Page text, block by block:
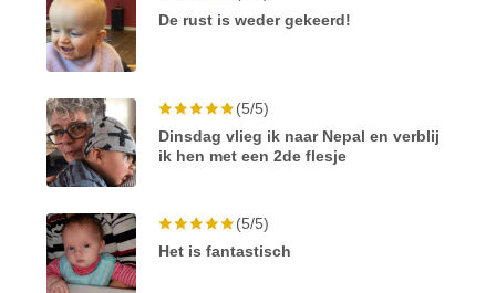
De rust is weder gekeerd!
(5/5)
Dinsdag vlieg ik naar Nepal en verblij
ik hen met een 2de flesje
(5/5)
Het is fantastisch